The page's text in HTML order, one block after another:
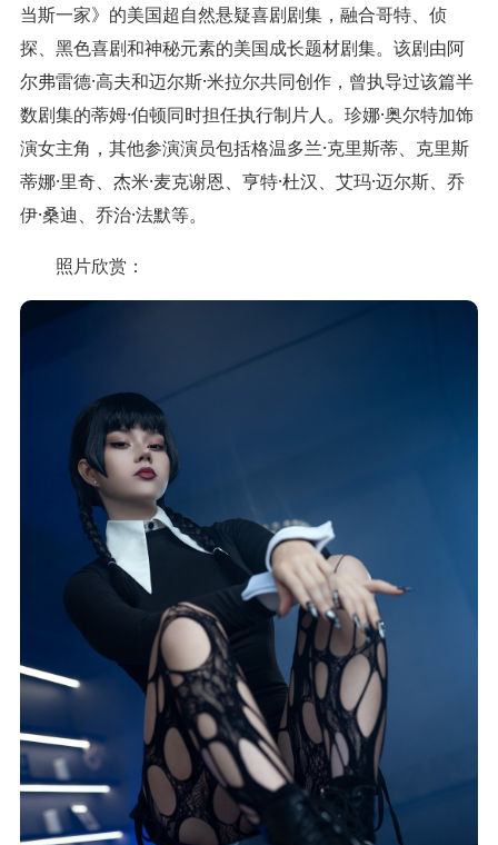
当斯一家》的美国超自然悬疑喜剧剧集，融合哥特、侦
探、黑色喜剧和神秘元素的美国成长题材剧集。该剧由阿
尔弗雷德·高夫和迈尔斯·米拉尔共同创作，曾执导过该篇半
数剧集的蒂姆·伯顿同时担任执行制片人。珍娜·奥尔特加饰
演女主角，其他参演演员包括格温多兰·克里斯蒂、克里斯
蒂娜·里奇、杰米·麦克谢恩、亨特·杜汉、艾玛·迈尔斯、乔
伊·桑迪、乔治·法默等。
照片欣赏：